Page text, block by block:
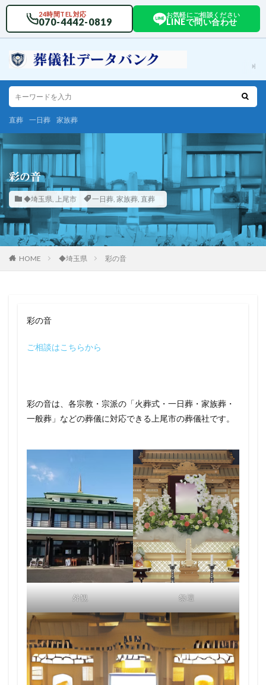
24時間TEL対応
070-4442-0819
お気軽にご相談ください
LINEで問い合わせ
直葬 一日葬 家族葬
彩の音
◆埼玉県, 上尾市 一日葬, 家族葬, 直葬
HOME ◆埼玉県 彩の音
彩の音
ご相談はこちらから
彩の音は、各宗教・宗派の「火葬式・一日葬・家族葬・
一般葬」などの葬儀に対応できる上尾市の葬儀社です。
外観 祭壇